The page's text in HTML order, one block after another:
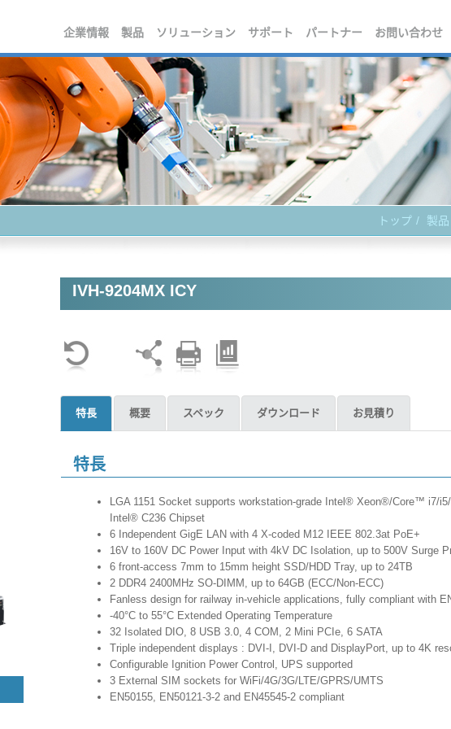
企業情報 製品 ソリューション サポート パートナー お問い合わせ
トップ 製品
IVH-9204MX ICY
特長 概要 スペック ダウンロード お見積り
特長
LGA 1151 Socket supports workstation-grade Intel® Xeon®/Core™ i7/
Intel® C236 Chipset
6 Independent GigE LAN with 4 X-coded M12 IEEE 802.3at PoE+
16V to 160V DC Power Input with 4kV DC Isolation, up to 500V Surge
6 front-access 7mm to 15mm height SSD/HDD Tray, up to 24TB
2 DDR4 2400MHz SO-DIMM, up to 64GB (ECC/Non-ECC)
Fanless design for railway in-vehicle applications, fully compliant with
-40°C to 55°C Extended Operating Temperature
32 Isolated DIO, 8 USB 3.0, 4 COM, 2 Mini PCIe, 6 SATA
Triple independent displays : DVI-I, DVI-D and DisplayPort, up to 4K
Configurable Ignition Power Control, UPS supported
3 External SIM sockets for WiFi/4G/3G/LTE/GPRS/UMTS
EN50155, EN50121-3-2 and EN45545-2 compliant